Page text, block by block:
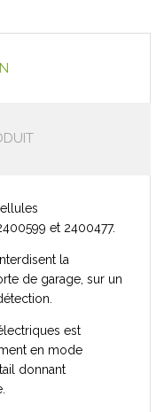
et 2400477.
la
de garage, sur un
est
en mode
donnant